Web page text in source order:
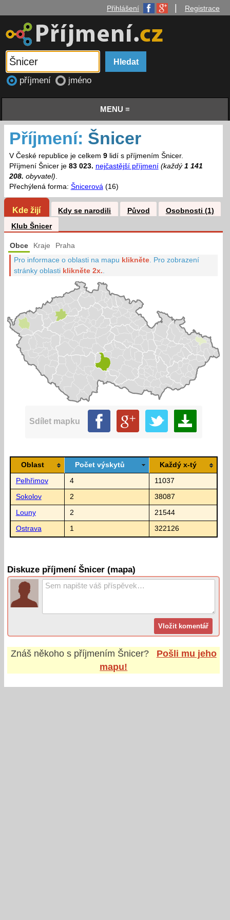
Přihlášení Registrace
příjmení jméno
MENU ≡
Příjmení: Šnicer
V České republice je celkem 9lidí s příjmením Šnicer.
Příjmení Šnicer je 83 023. nejčastější příjmení (každý 1 141
208. obyvatel).
Přechýlená forma: Šnicerová(16)
Kde žijí Kdy se narodili Původ
Osobnosti (1)
Klub Šnicer
Obce Kraje Praha
Pro informace o oblasti na mapu klikněte Pro zobrazení
stránky oblasti klikněte 2x.
Sdílet mapku
Oblast Počet výskytů Každý x-tý
Pelhřimov 4 11037
Sokolov 2 38087
Louny 2 21544
Ostrava 1 322126
Diskuze příjmení Šnicer (mapa)
Znáš někoho s příjmením Šnicer?
Pošli mu jeho
mapu!